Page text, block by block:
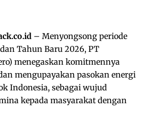
– Menyongsong periode
Tahun Baru 2026, PT
menegaskan komitmennya
mengupayakan pasokan energi
Indonesia, sebagai wujud
kepada masyarakat dengan